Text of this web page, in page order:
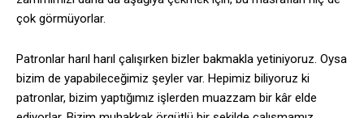
çok görmüyorlar.
Patronlar harıl harıl çalışırken bizler bakmakla yetiniyoruz. Oysa
bizim de yapabileceğimiz şeyler var. Hepimiz biliyoruz ki
patronlar, bizim yaptığımız işlerden muazzam bir kâr elde